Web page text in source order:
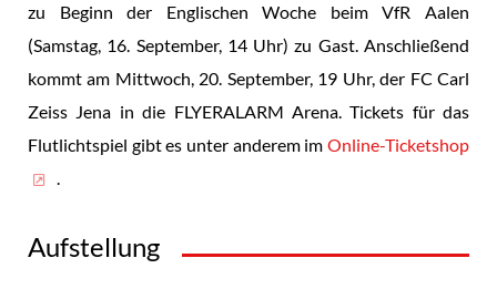
zu Beginn der Englischen Woche beim VfR Aalen
(Samstag, 16. September, 14 Uhr) zu Gast. Anschließend
kommt am Mittwoch, 20. September, 19 Uhr, der FC Carl
Zeiss Jena in die FLYERALARM Arena. Tickets für das
Flutlichtspiel gibt es unter anderem im Online-Ticketshop
.
Aufstellung